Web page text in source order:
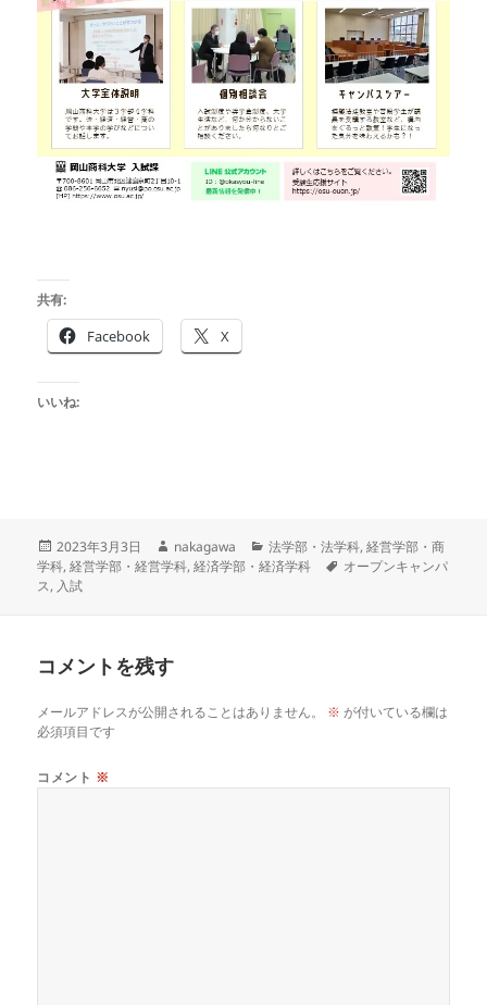
共有:
Facebook X
いいね:
投
稿
日:
2023年3月3日
作
成
nakagawa
カ
テ
法学部・法学科,経営学部・商
学科,経営学部・経営学科,経済学部・経済学科
タ
オープンキャンパ
ス, 入試
コメントを残す
メールアドレスが公開されることはありません。 ※ が付いている欄は
必須項目です
コメント ※